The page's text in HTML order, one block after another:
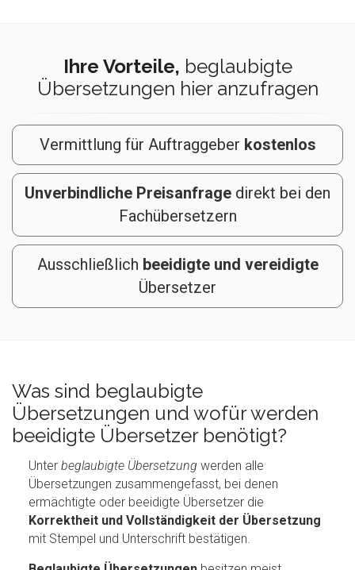
Ihre Vorteile, beglaubigte
Übersetzungen hier anzufragen
Vermittlung für Auftraggeber kostenlos
Unverbindliche Preisanfrage direkt bei den
Fachübersetzern
Ausschließlich beeidigte und vereidigte
Übersetzer
Was sind beglaubigte
Übersetzungen und wofür werden
beeidigte Übersetzer benötigt?
Unter beglaubigte Übersetzung werden alle
Übersetzungen zusammengefasst, bei denen
ermächtigte oder beeidigte Übersetzer die
Korrektheit und Vollständigkeit der Übersetzung
mit Stempel und Unterschrift bestätigen.